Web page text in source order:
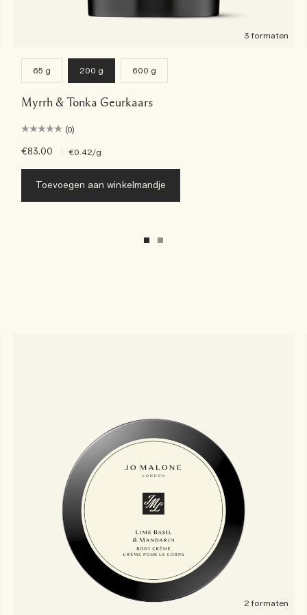
3 formaten
65 g 200 g 600 g
Myrrh & Tonka Geurkaars
(0)
€83.00 €0.42/g
Toevoegen aan winkelmandje
2 formaten